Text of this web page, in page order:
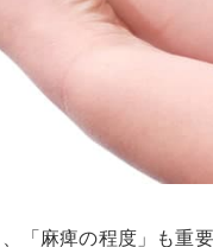
「麻痺の程度」も重